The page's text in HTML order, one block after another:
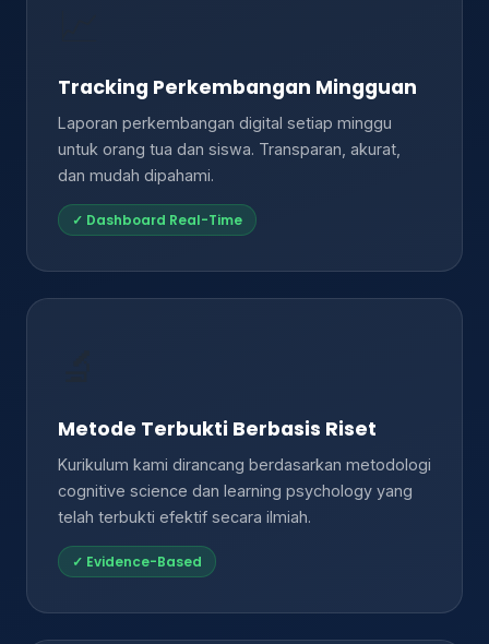
Tracking Perkembangan Mingguan
Laporan perkembangan digital setiap minggu
untuk orang tua dan siswa. Transparan, akurat,
dan mudah dipahami.
✓ Dashboard Real-Time
Metode Terbukti Berbasis Riset
Kurikulum kami dirancang berdasarkan metodologi
cognitive science dan learning psychology yang
telah terbukti efektif secara ilmiah.
✓ Evidence-Based